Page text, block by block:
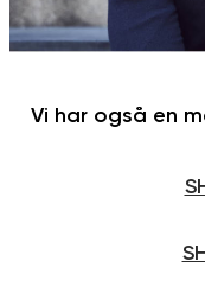
Vi har også en